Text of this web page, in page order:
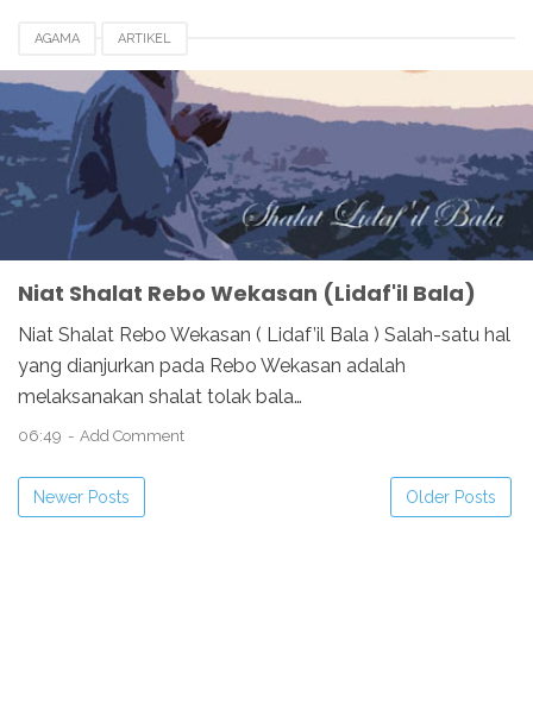
AGAMA ARTIKEL
Niat Shalat Rebo Wekasan (Lidaf'il Bala)
Niat Shalat Rebo Wekasan ( Lidaf’il Bala ) Salah-satu hal
yang dianjurkan pada Rebo Wekasan adalah
melaksanakan shalat tolak bala…
06:49 Add Comment
Newer Posts Older Posts